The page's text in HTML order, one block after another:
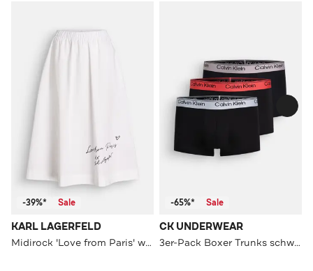
-39%* Sale
KARL LAGERFELD
Midirock 'Love from Paris' weiß
-65%* Sale
CK UNDERWEAR
3er-Pack Boxer Trunks schwarz